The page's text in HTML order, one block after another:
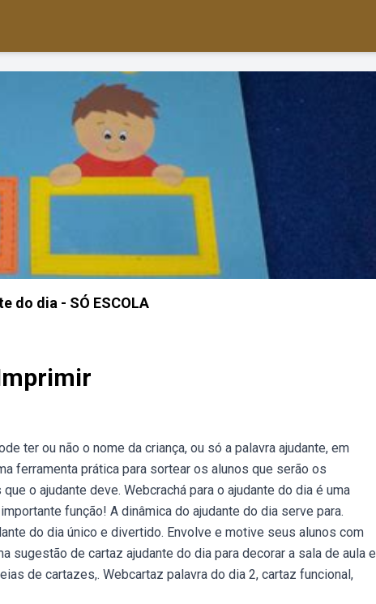
do dia - SÓ ESCOLA
ter ou não o nome da criança, ou só a palavra ajudante, em
ferramenta prática para sortear os alunos que serão os
o ajudante deve. Webcrachá para o ajudante do dia é uma
função! A dinâmica do ajudante do dia serve para.
do dia único e divertido. Envolve e motive seus alunos com
sugestão de cartaz ajudante do dia para decorar a sala de aula e
de cartazes,. Webcartaz palavra do dia 2, cartaz funcional,